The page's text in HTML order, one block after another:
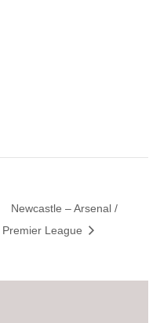
Newcastle – Arsenal /
Premier League